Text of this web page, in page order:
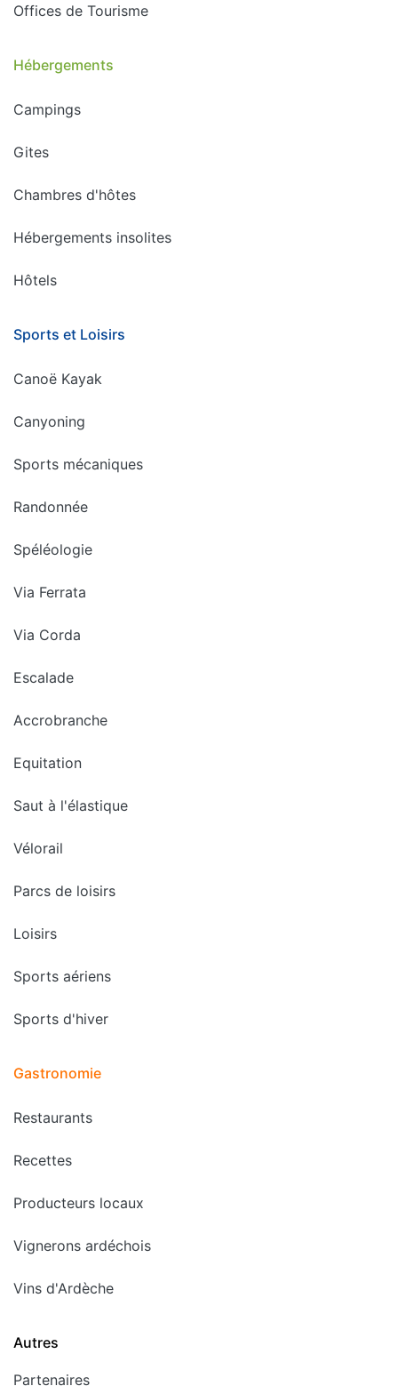
Offices de Tourisme
Hébergements
Campings
Gites
Chambres d'hôtes
Hébergements insolites
Hôtels
Sports et Loisirs
Canoë Kayak
Canyoning
Sports mécaniques
Randonnée
Spéléologie
Via Ferrata
Via Corda
Escalade
Accrobranche
Equitation
Saut à l'élastique
Vélorail
Parcs de loisirs
Loisirs
Sports aériens
Sports d'hiver
Gastronomie
Restaurants
Recettes
Producteurs locaux
Vignerons ardéchois
Vins d'Ardèche
Autres
Partenaires